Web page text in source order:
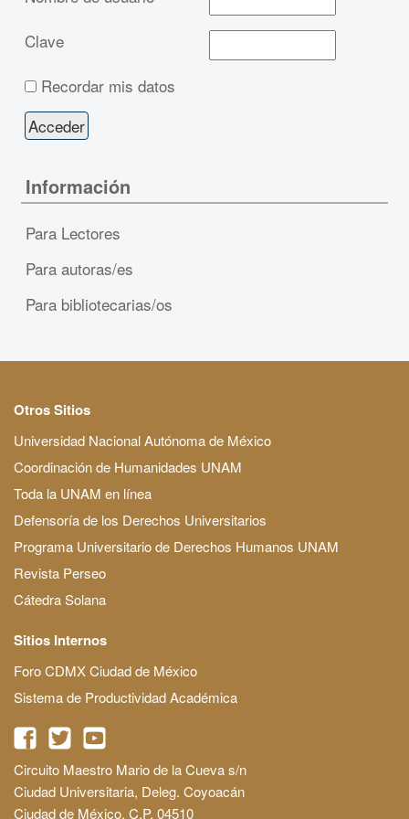
Clave
Recordar mis datos
Información
Para Lectores
Para autoras/es
Para bibliotecarias/os
Otros Sitios
Universidad Nacional Autónoma de México
Coordinación de Humanidades UNAM
Toda la UNAM en línea
Defensoría de los Derechos Universitarios
Programa Universitario de Derechos Humanos UNAM
Revista Perseo
Cátedra Solana
Sitios Internos
Foro CDMX Ciudad de México
Sistema de Productividad Académica
Circuito Maestro Mario de la Cueva s/n
Ciudad Universitaria, Deleg. Coyoacán
Ciudad de México, C.P. 04510